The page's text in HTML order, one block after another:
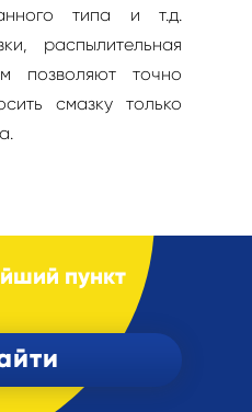
типа и т.д.
распылительная
позволяют точно
смазку только
пункт